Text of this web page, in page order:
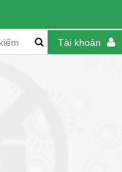
Tài khoản